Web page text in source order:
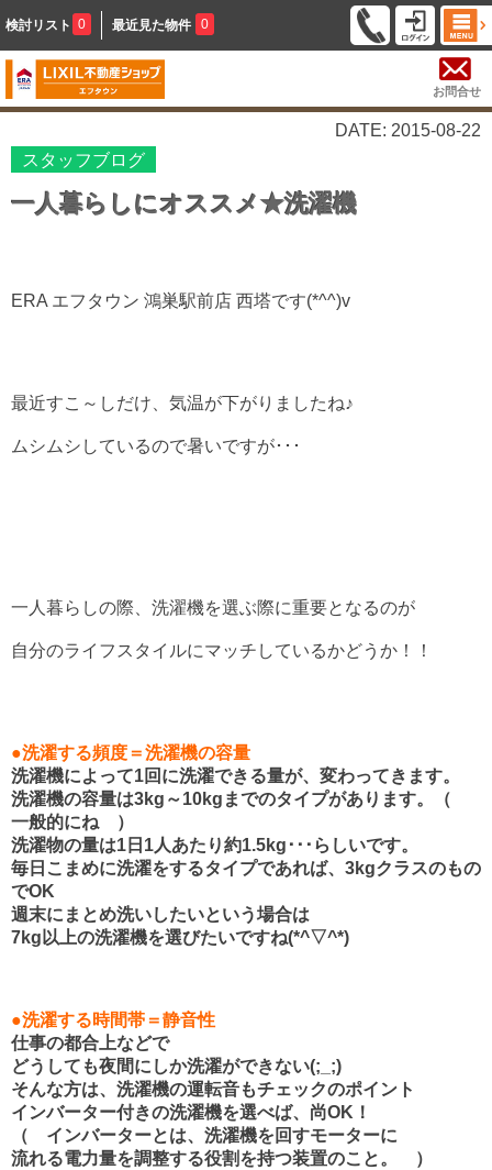
検討リスト 0 最近見た物件 0
お問合せ
DATE: 2015-08-22
スタッフブログ
一人暮らしにオススメ★洗濯機
ERA エフタウン 鴻巣駅前店 西塔です(*^^)v
最近すこ～しだけ、気温が下がりましたね♪
ムシムシしているので暑いですが･･･
一人暮らしの際、洗濯機を選ぶ際に重要となるのが
自分のライフスタイルにマッチしているかどうか！！
●洗濯する頻度＝洗濯機の容量
洗濯機によって1回に洗濯できる量が、変わってきます。
洗濯機の容量は3kg～10kgまでのタイプがあります。（
一般的にね ）
洗濯物の量は1日1人あたり約1.5kg･･･らしいです。
毎日こまめに洗濯をするタイプであれば、3kgクラスのもの
でOK
週末にまとめ洗いしたいという場合は
7kg以上の洗濯機を選びたいですね(*^▽^*)
●洗濯する時間帯＝静音性
仕事の都合上などで
どうしても夜間にしか洗濯ができない(;_;)
そんな方は、洗濯機の運転音もチェックのポイント
インバーター付きの洗濯機を選べば、尚OK！
（ インバーターとは、洗濯機を回すモーターに
流れる電力量を調整する役割を持つ装置のこと。 ）